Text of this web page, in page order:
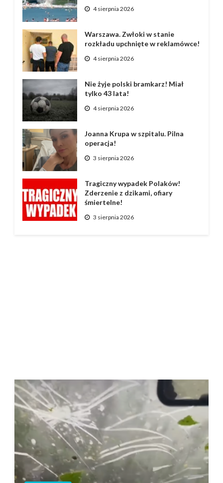
4 sierpnia 2026
Warszawa. Zwłoki w stanie
rozkładu upchnięte w reklamówce!
4 sierpnia 2026
Nie żyje polski bramkarz! Miał
tylko 43 lata!
4 sierpnia 2026
Joanna Krupa w szpitalu. Pilna
operacja!
3 sierpnia 2026
Tragiczny wypadek Polaków!
Zderzenie z dzikami, ofiary
śmiertelne!
3 sierpnia 2026